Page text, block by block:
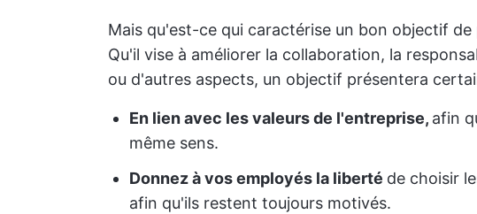
Mais qu'est-ce qui caractérise un bon objectif
Qu'il vise à améliorer la collaboration, la
ou d'autres aspects, un objectif présentera
En lien avec les valeurs de l'entreprise, afin
même sens.
Donnez à vos employés la liberté de choisir
afin qu'ils restent toujours motivés.